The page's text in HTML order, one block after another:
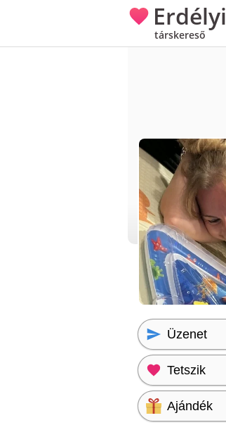
Erdélyi
társkereső
Üzenet
Tetszik
Ajándék